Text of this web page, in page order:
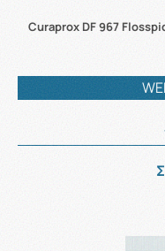
Curaprox DF 967